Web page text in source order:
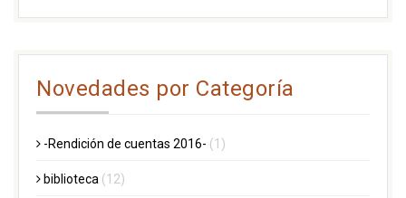
Novedades por Categoría
-Rendición de cuentas 2016- (1)
biblioteca (12)